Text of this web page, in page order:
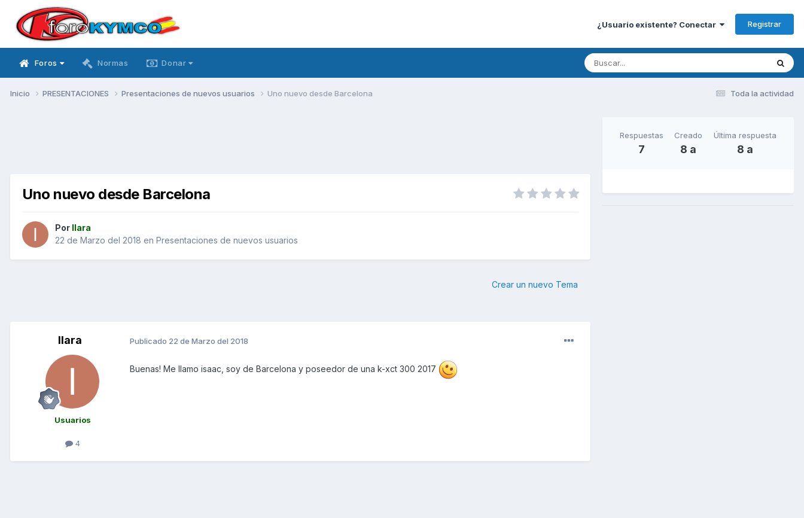
¿Usuario existente? Conectar Registrar
Foros Normas Donar
Toda la actividad
Inicio PRESENTACIONES Presentaciones de nuevos usuarios Uno nuevo desde Barcelona
Uno nuevo desde Barcelona
Por Ilara
22 de Marzo del 2018 en Presentaciones de nuevos usuarios
Crear un nuevo Tema
Ilara
Usuarios
4
Publicado 22 de Marzo del 2018
Buenas! Me llamo isaac, soy de Barcelona y poseedor de una k-xct 300 2017
Respuestas
7
Creado
8 a
Última respuesta
8 a